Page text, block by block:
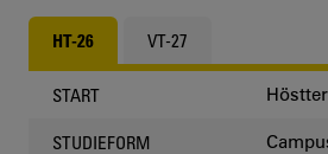
HT-26 VT-27
START
STUDIEFORM